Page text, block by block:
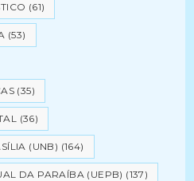
(61)
(53)
(35)
(36)
(UNB) (164)
DA PARAÍBA (UEPB) (137)